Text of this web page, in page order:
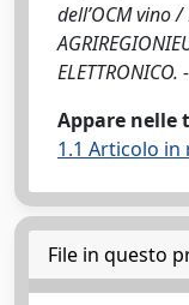
dell’OCM vino
Appare nelle
1.1 Articolo in
File in questo